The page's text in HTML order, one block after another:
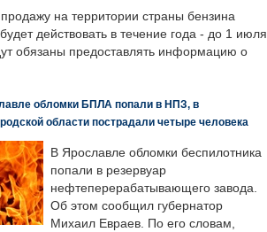
на территории страны бензина
действовать в течение года - до 1 июля
обязаны предоставлять информацию о
обломки БПЛА попали в НПЗ, в
области пострадали четыре человека
В Ярославле обломки беспилотника
попали в резервуар
нефтеперерабатывающего завода.
Об этом сообщил губернатор
Михаил Евраев. По его словам,